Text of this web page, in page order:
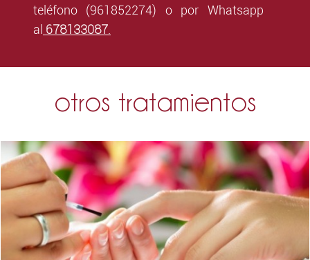
teléfono (961852274) o por Whatsapp
al 678133087
otros tratamientos